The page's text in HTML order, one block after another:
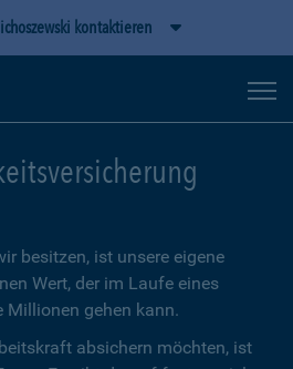
kontaktieren
besitzen, ist unsere eigene
Wert, der im Laufe eines
Millionen gehen kann.
absichern möchten, ist